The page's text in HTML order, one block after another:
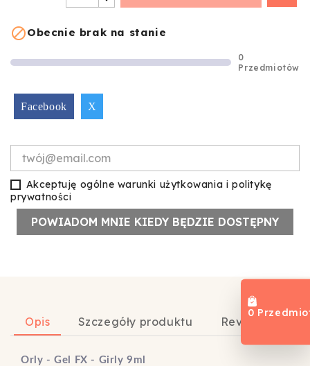
0
Obecnie brak na stanie
0
Przedmiotów
Facebook X
Akceptuję ogólne warunki użytkowania i politykę
prywatności
POWIADOM MNIE KIEDY BĘDZIE DOSTĘPNY
Opis Szczegóły produktu Review
Orly - Gel FX - Girly 9ml